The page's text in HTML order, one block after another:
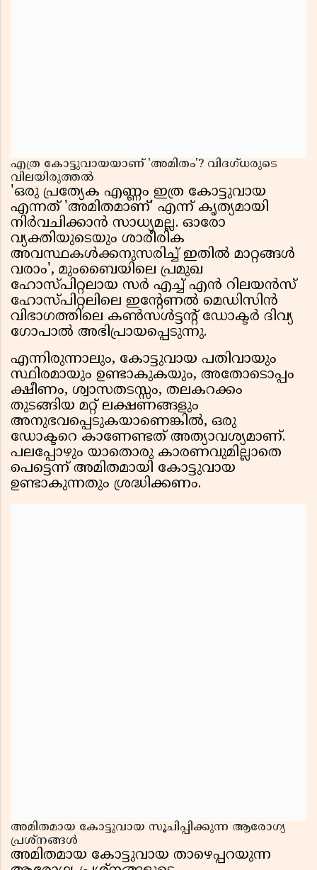
എത്ര കോട്ടുവായയാണ് 'അമിതം'? വിദഗ്ധരുടെ
വിലയിരുത്തൽ
'ഒരു പ്രത്യേക എണ്ണം ഇത്ര കോട്ടുവായ
എന്നത് 'അമിതമാണ്' എന്ന് കൃത്യമായി
നിർവചിക്കാൻ സാധ്യമല്ല. ഓരോ
വ്യക്തിയുടെയും ശാരീരിക
അവസ്ഥകൾക്കനുസരിച്ച് ഇതിൽ മാറ്റങ്ങൾ
വരാം', മുംബൈയിലെ പ്രമുഖ
ഹോസ്പിറ്റലായ സർ എച്ച് എൻ റിലയൻസ്
ഹോസ്പിറ്റലിലെ ഇന്റേണൽ മെഡിസിൻ
വിഭാഗത്തിലെ കൺസൾട്ടന്റ് ഡോക്ടർ ദിവ്യ
ഗോപാൽ അഭിപ്രായപ്പെടുന്നു.
എന്നിരുന്നാലും, കോട്ടുവായ പതിവായും
സ്ഥിരമായും ഉണ്ടാകുകയും, അതോടൊപ്പം
ക്ഷീണം, ശ്വാസതടസ്സം, തലകറക്കം
തുടങ്ങിയ മറ്റ് ലക്ഷണങ്ങളും
അനുഭവപ്പെടുകയാണെങ്കിൽ, ഒരു
ഡോക്ടറെ കാണേണ്ടത് അത്യാവശ്യമാണ്.
പലപ്പോഴും യാതൊരു കാരണവുമില്ലാതെ
പെട്ടെന്ന് അമിതമായി കോട്ടുവായ
ഉണ്ടാകുന്നതും ശ്രദ്ധിക്കണം.
അമിതമായ കോട്ടുവായ സൂചിപ്പിക്കുന്ന ആരോഗ്യ
പ്രശ്നങ്ങൾ
അമിതമായ കോട്ടുവായ താഴെപ്പറയുന്ന